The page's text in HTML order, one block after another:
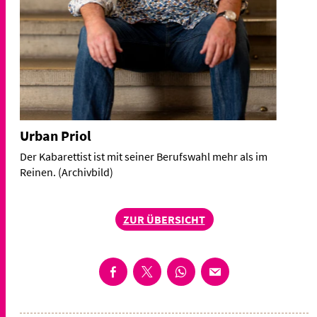
Urban Priol
Der Kabarettist ist mit seiner Berufswahl mehr als im
Reinen. (Archivbild)
ZUR ÜBERSICHT